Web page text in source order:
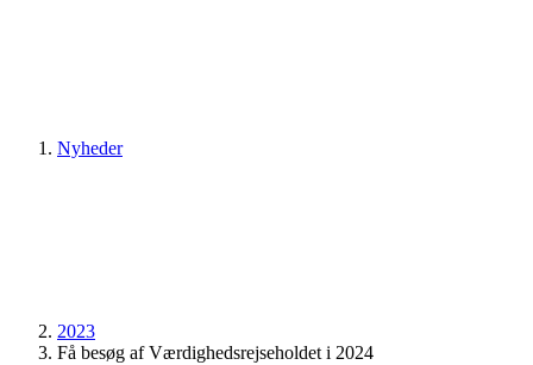
Nyheder
2023
Få besøg af Værdighedsrejseholdet i 2024